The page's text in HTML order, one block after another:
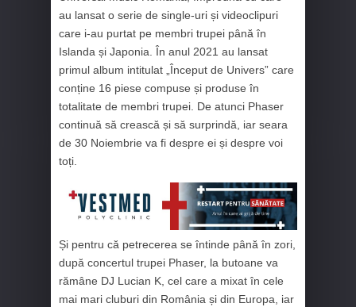
au lansat o serie de single-uri și videoclipuri
care i-au purtat pe membri trupei până în
Islanda și Japonia. În anul 2021 au lansat
primul album intitulat „Început de Univers” care
conține 16 piese compuse și produse în
totalitate de membri trupei. De atunci Phaser
continuă să crească și să surprindă, iar seara
de 30 Noiembrie va fi despre ei și despre voi
toți.
Și pentru că petrecerea se întinde până în zori,
după concertul trupei Phaser, la butoane va
rămâne DJ Lucian K, cel care a mixat în cele
mai mari cluburi din România și din Europa, iar